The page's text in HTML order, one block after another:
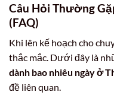
Câu Hỏi Thường
(FAQ)
Khi lên kế hoạch cho
thắc mắc. Dưới đây là
dành bao nhiêu ngày ở
đề liên quan.